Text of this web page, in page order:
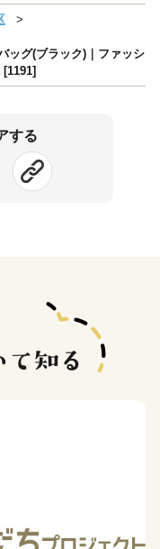
ッグ(ブラック)｜ファッシ
[1191]
する